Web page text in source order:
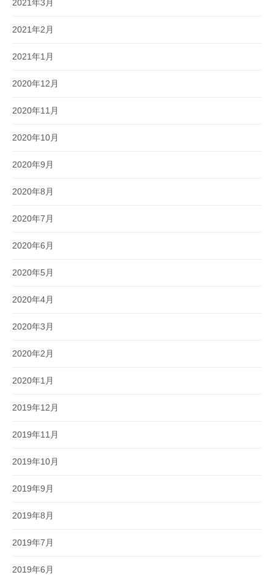
2021年3月
2021年2月
2021年1月
2020年12月
2020年11月
2020年10月
2020年9月
2020年8月
2020年7月
2020年6月
2020年5月
2020年4月
2020年3月
2020年2月
2020年1月
2019年12月
2019年11月
2019年10月
2019年9月
2019年8月
2019年7月
2019年6月